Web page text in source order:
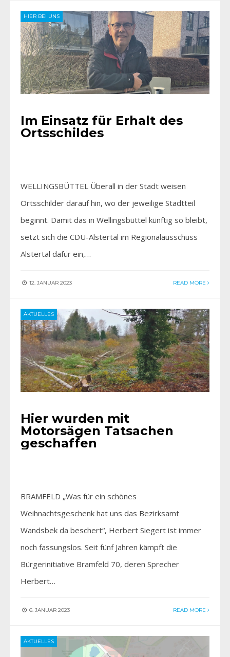
HIER BEI UNS
Im Einsatz für Erhalt des
Ortsschildes
WELLINGSBÜTTEL Überall in der Stadt weisen
Ortsschilder darauf hin, wo der jeweilige Stadtteil
beginnt. Damit das in Wellingsbüttel künftig so bleibt,
setzt sich die CDU-Alstertal im Regionalausschuss
Alstertal dafür ein,…
12. JANUAR 2023 READ MORE
AKTUELLES
Hier wurden mit
Motorsägen Tatsachen
geschaffen
BRAMFELD „Was für ein schönes
Weihnachtsgeschenk hat uns das Bezirksamt
Wandsbek da beschert“, Herbert Siegert ist immer
noch fassungslos. Seit fünf Jahren kämpft die
Bürgerinitiative Bramfeld 70, deren Sprecher
Herbert…
6. JANUAR 2023 READ MORE
AKTUELLES